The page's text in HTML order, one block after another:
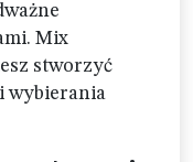
Mix
stworzyć
wybierania